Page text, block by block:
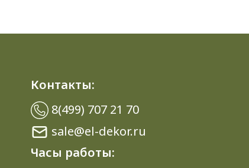
Контакты:
8(499) 707 21 70
sale@el-dekor.ru
Часы работы: